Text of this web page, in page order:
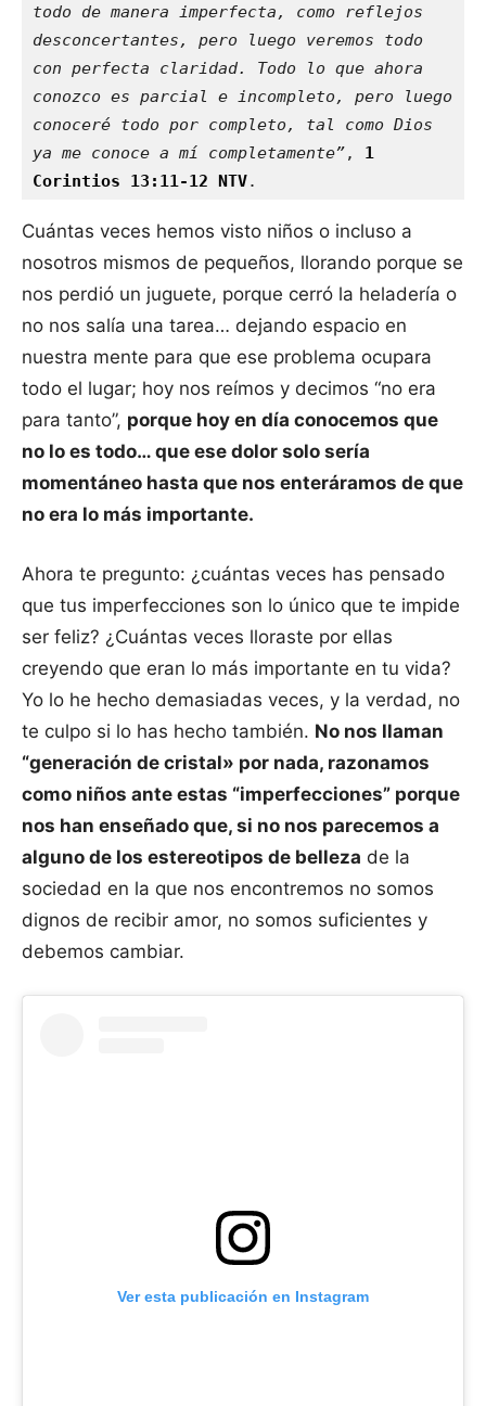
todo de manera imperfecta, como reflejos
desconcertantes, pero luego veremos todo
con perfecta claridad. Todo lo que ahora
conozco es parcial e incompleto, pero luego
conoceré todo por completo, tal como Dios
ya me conoce a mí completamente”, 1
Corintios 13:11-12 NTV.
Cuántas veces hemos visto niños o incluso a
nosotros mismos de pequeños, llorando porque se
nos perdió un juguete, porque cerró la heladería o
no nos salía una tarea… dejando espacio en
nuestra mente para que ese problema ocupara
todo el lugar; hoy nos reímos y decimos “no era
para tanto”, porque hoy en día conocemos que
no lo es todo… que ese dolor solo sería
momentáneo hasta que nos enteráramos de que
no era lo más importante.
Ahora te pregunto: ¿cuántas veces has pensado
que tus imperfecciones son lo único que te impide
ser feliz? ¿Cuántas veces lloraste por ellas
creyendo que eran lo más importante en tu vida?
Yo lo he hecho demasiadas veces, y la verdad, no
te culpo si lo has hecho también. No nos llaman
“generación de cristal» por nada, razonamos
como niños ante estas “imperfecciones” porque
nos han enseñado que, si no nos parecemos a
alguno de los estereotipos de belleza de la
sociedad en la que nos encontremos no somos
dignos de recibir amor, no somos suficientes y
debemos cambiar.
Ver esta publicación en Instagram